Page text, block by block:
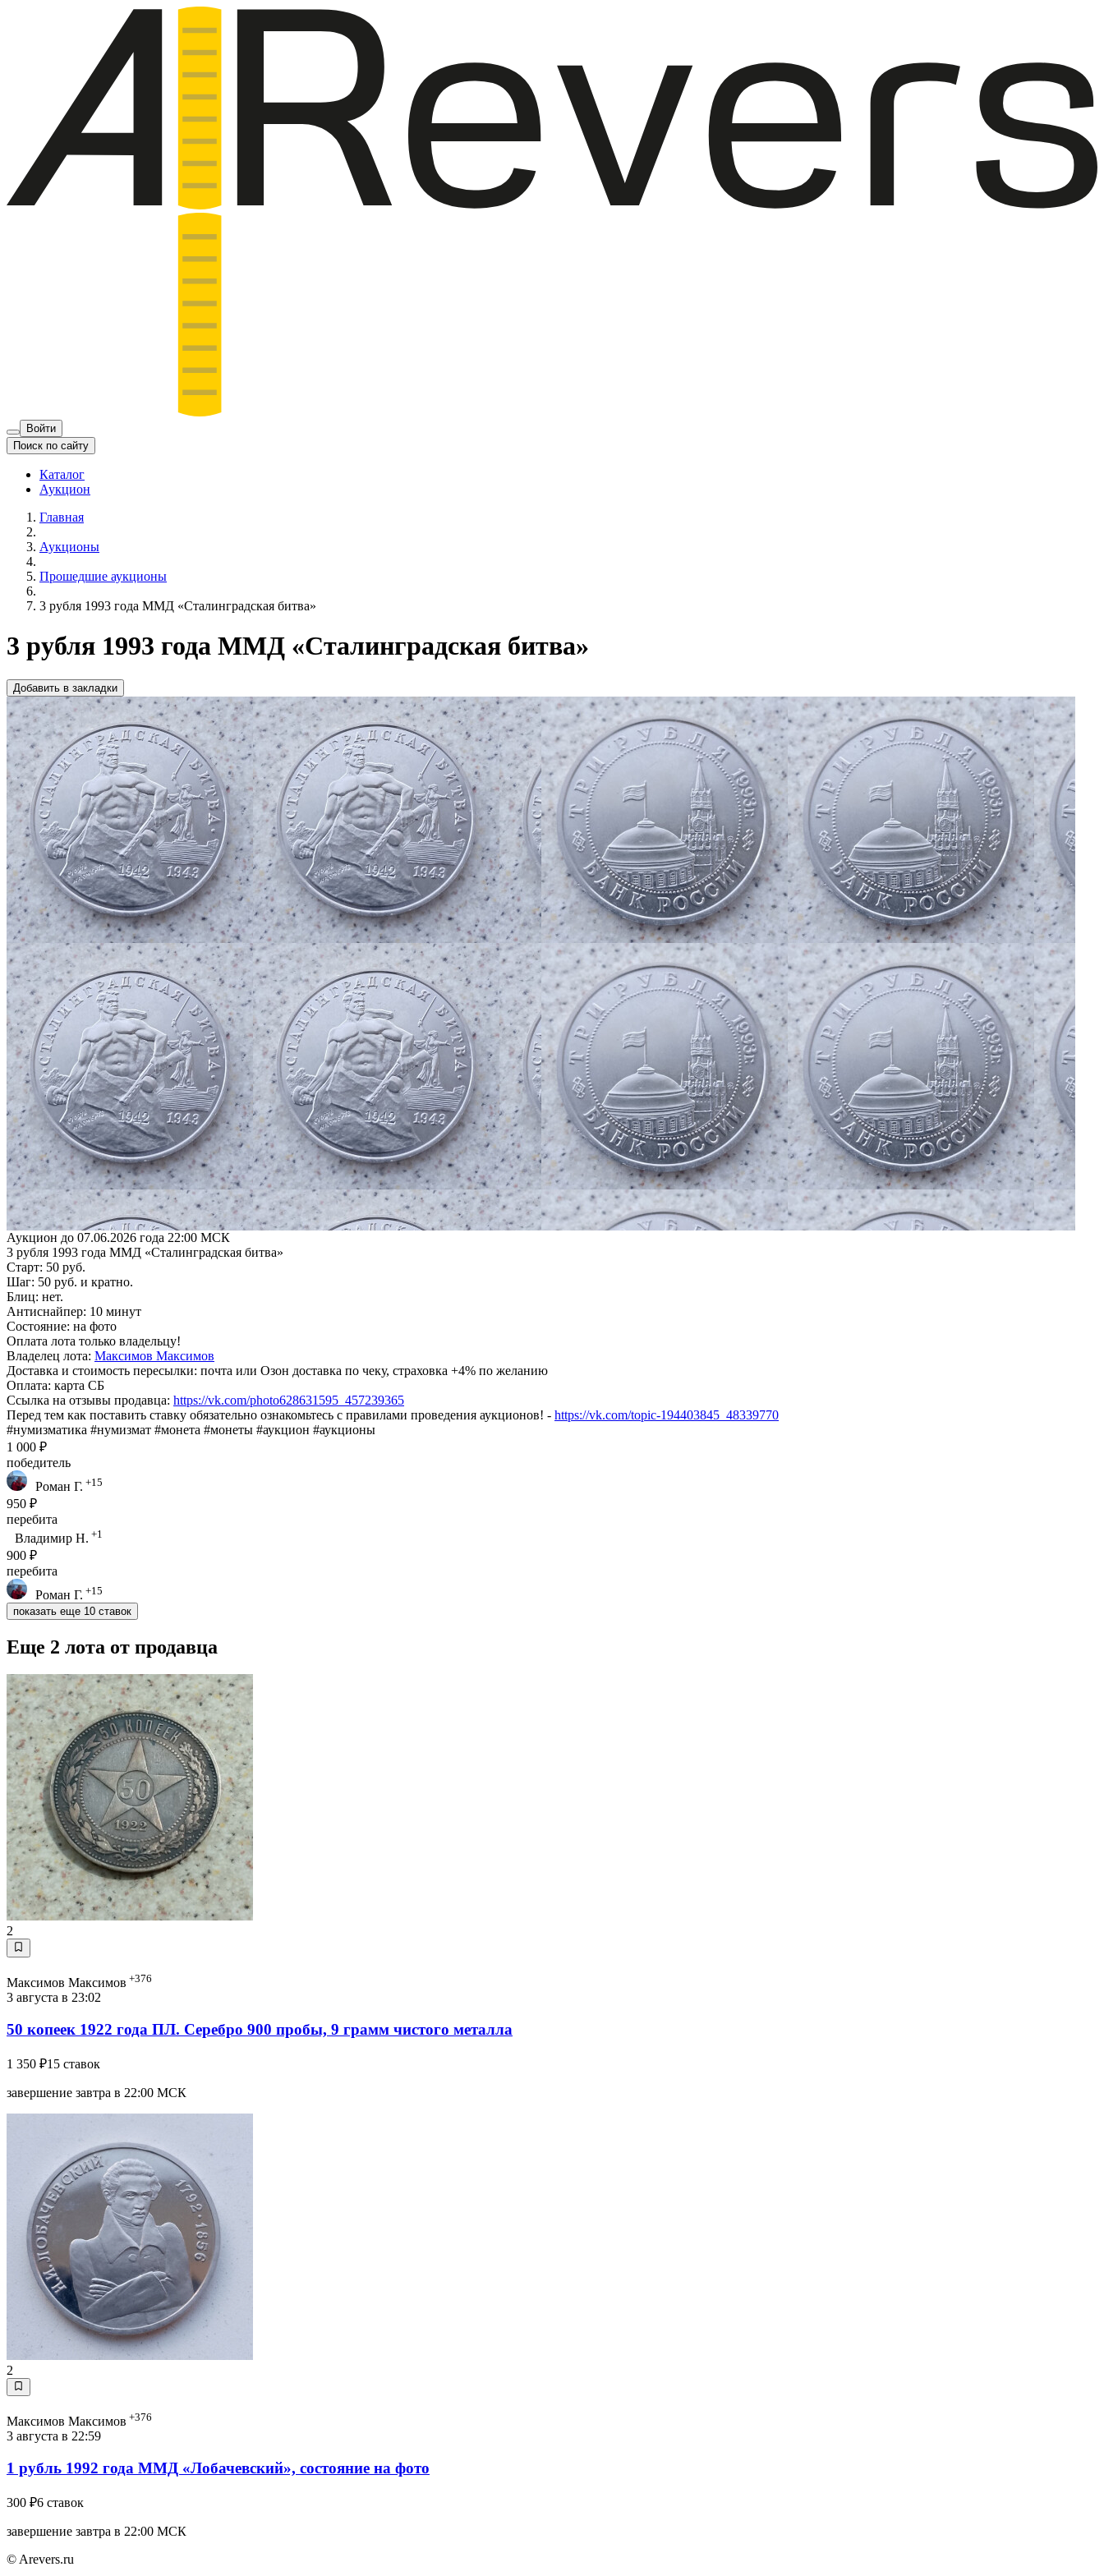
Войти
Поиск по сайту
Каталог
Аукцион
Главная
Аукционы
Прошедшие аукционы
3 рубля 1993 года ММД «Сталинградская битва»
3 рубля 1993 года ММД «Сталинградская битва»
Добавить в закладки
Аукцион до 07.06.2026 года 22:00 МСК
3 рубля 1993 года ММД «Сталинградская битва»
Старт: 50 руб.
Шаг: 50 руб. и кратно.
Блиц: нет.
Антиснайпер: 10 минут
Состояние: на фото
Оплата лота только владельцу!
Владелец лота: Максимов Максимов
Доставка и стоимость пересылки: почта или Озон доставка по чеку, страховка +4% по желанию
Оплата: карта СБ
Ссылка на отзывы продавца: https://vk.com/photo628631595_457239365
Перед тем как поставить ставку обязательно ознакомьтесь с правилами проведения аукционов! - https://vk.com/topic-194403845_48339770
#нумизматика #нумизмат #монета #монеты #аукцион #аукционы
1 000 ₽
победитель
Роман Г. +15
950 ₽
перебита
Владимир Н. +1
900 ₽
перебита
Роман Г. +15
показать еще 10 ставок
Еще 2 лота от продавца
2
Максимов Максимов +376
3 августа в 23:02
50 копеек 1922 года ПЛ. Серебро 900 пробы, 9 грамм чистого металла
1 350 ₽15 ставок
завершение завтра в 22:00 МСК
2
Максимов Максимов +376
3 августа в 22:59
1 рубль 1992 года ММД «Лобачевский», состояние на фото
300 ₽6 ставок
завершение завтра в 22:00 МСК
© Arevers.ru